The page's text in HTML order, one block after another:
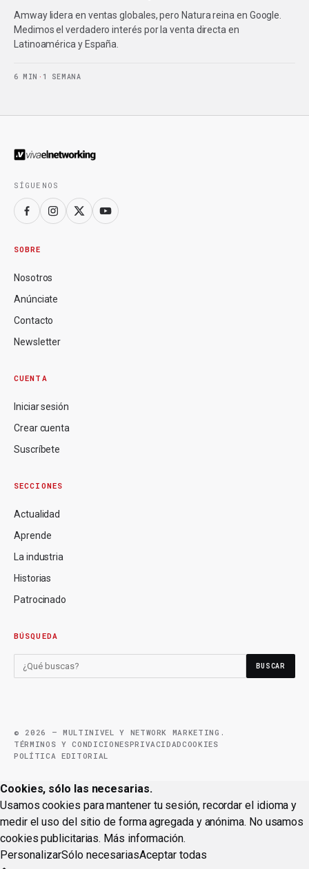
Amway lidera en ventas globales, pero Natura reina en Google.
Medimos el verdadero interés por la venta directa en
Latinoamérica y España.
6 MIN · 1 SEMANA
SÍGUENOS
SOBRE
Nosotros
Anúnciate
Contacto
Newsletter
CUENTA
Iniciar sesión
Crear cuenta
Suscríbete
SECCIONES
Actualidad
Aprende
La industria
Historias
Patrocinado
BÚSQUEDA
BUSCAR
© 2026 — MULTINIVEL Y NETWORK MARKETING.
TÉRMINOS Y CONDICIONESPRIVACIDADCOOKIES
POLÍTICA EDITORIAL
Cookies, sólo las necesarias.
Usamos cookies para mantener tu sesión, recordar el idioma y
medir el uso del sitio de forma agregada y anónima. No usamos
cookies publicitarias. Más información.
PersonalizarSólo necesariasAceptar todas